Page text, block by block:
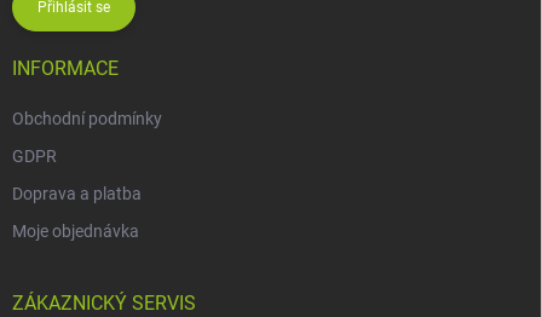
Přihlásit se
INFORMACE
Obchodní podmínky
GDPR
Doprava a platba
Moje objednávka
ZÁKAZNICKÝ SERVIS